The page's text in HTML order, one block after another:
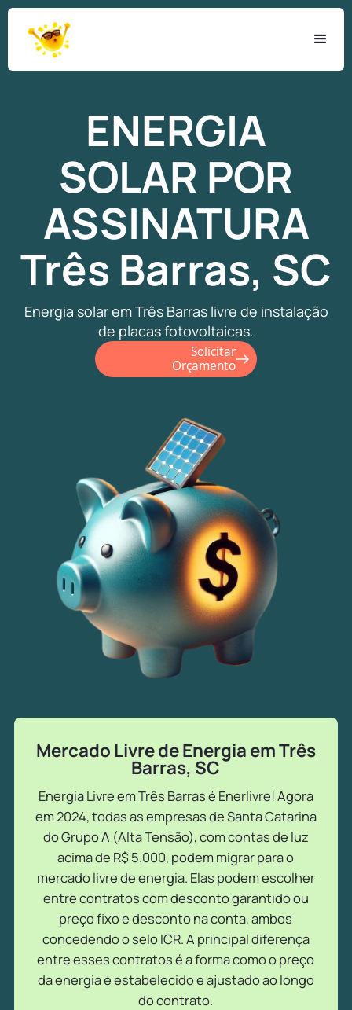
ENERGIA
SOLAR POR
ASSINATURA
Três Barras, SC
Energia solar em Três Barras livre de instalação
de placas fotovoltaicas.
Solicitar
Orçamento
Mercado Livre de Energia em Três
Barras, SC
Energia Livre em Três Barras é Enerlivre! Agora
em 2024, todas as empresas de Santa Catarina
do Grupo A (Alta Tensão), com contas de luz
acima de R$ 5.000, podem migrar para o
mercado livre de energia. Elas podem escolher
entre contratos com desconto garantido ou
preço fixo e desconto na conta, ambos
concedendo o selo ICR. A principal diferença
entre esses contratos é a forma como o preço
da energia é estabelecido e ajustado ao longo
do contrato.